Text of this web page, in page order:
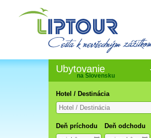
Ubytovanie
na Slovensku
Hotel / Destinácia
Deň príchodu Deň odchodu